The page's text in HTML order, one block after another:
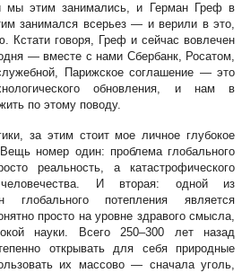
мы этим занимались, и Герман Греф в
занимался всерьез — и верили в это,
Кстати говоря, Греф и сейчас вовлечен
— вместе с нами Сбербанк, Росатом,
Парижское соглашение — это
обновления, и нам в
по этому поводу.
за этим стоит мое личное глубокое
номер один: проблема глобального
реальность, а катастрофического
И вторая: одной из
глобального потепления является
просто на уровне здравого смысла,
науки. Всего 250–300 лет назад
открывать для себя природные
их массово — сначала уголь,